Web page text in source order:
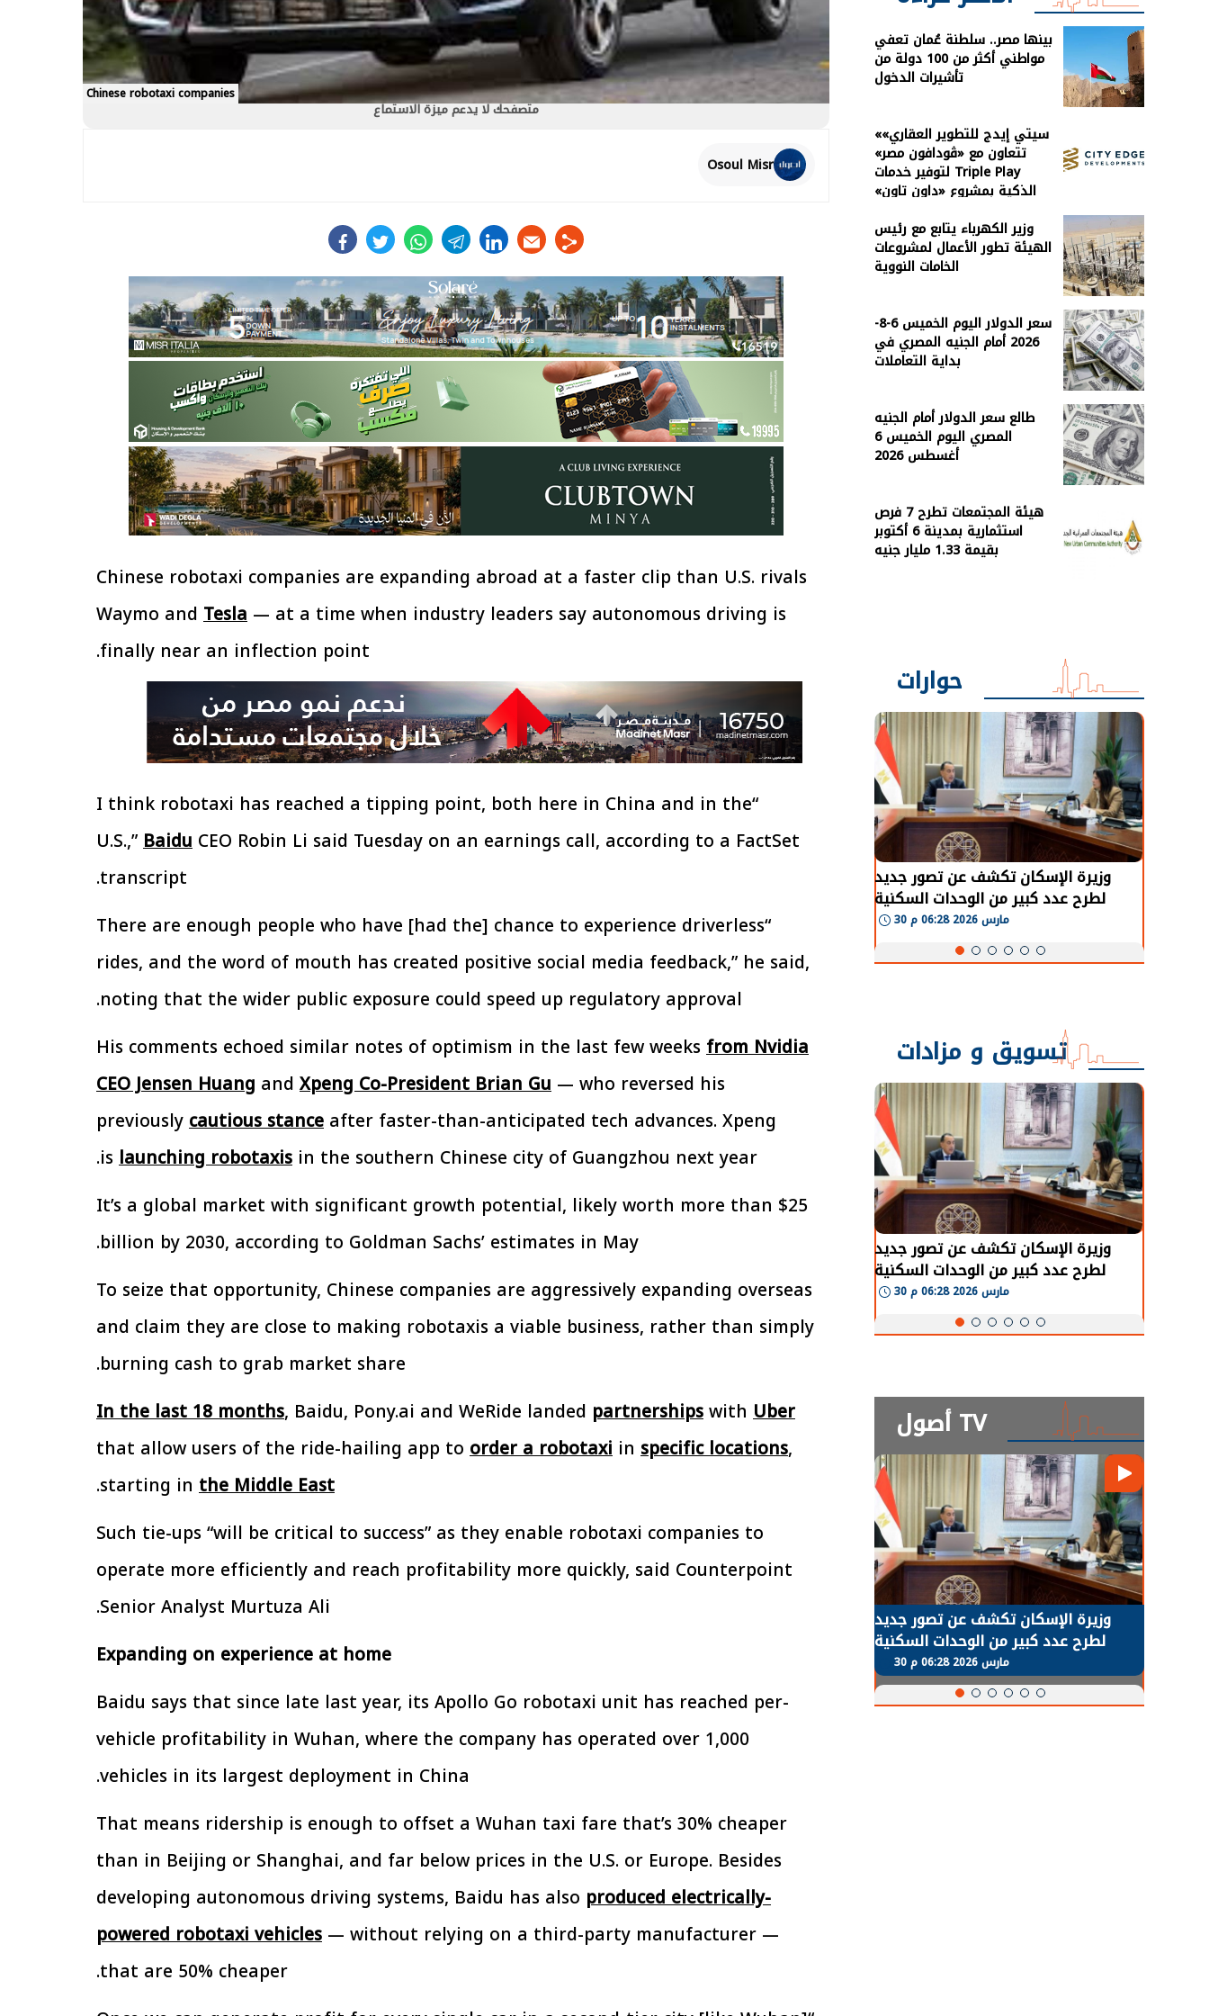
Chinese robotaxi companies
متصفحك لا يدعم ميزة الاستماع
Osoul Misr
facebooktwitterwhatstelegramlinkedin
Chinese robotaxi companies are expanding abroad at a faster clip than U.S. rivals
Waymo andTesla— at a time when industry leaders say autonomous driving is
finally near an inflection point.
“I think robotaxi has reached a tipping point, both here in China and in the
U.S.,”BaiduCEO Robin Li said Tuesday on an earnings call, according to a FactSet
transcript.
“There are enough people who have [had the] chance to experience driverless
rides, and the word of mouth has created positive social media feedback,” he said,
noting that the wider public exposure could speed up regulatory approval.
His comments echoed similar notes of optimism in the last few weeksfrom Nvidia
CEO Jensen Huang andXpeng Co-President Brian Gu— who reversed his
previouslycautious stanceafter faster-than-anticipated tech advances. Xpeng
islaunching robotaxis in the southern Chinese city of Guangzhou next year.
It’s a global market with significant growth potential, likely worth more than $25
billion by 2030, according to Goldman Sachs’ estimates in May.
To seize that opportunity, Chinese companies are aggressively expanding overseas
and claim they are close to making robotaxis a viable business, rather than simply
burning cash to grab market share.
In the last 18 months, Baidu, Pony.ai and WeRide landed partnershipswith Uber
that allow users of the ride-hailing app toorder a robotaxi in specific locations,
starting in the Middle East
.
Such tie-ups “will be critical to success” as they enable robotaxi companies to
operate more efficiently and reach profitability more quickly, said Counterpoint
Senior Analyst Murtuza Ali.
Expanding on experience at home
Baidu says that since late last year, its Apollo Go robotaxi unit has reached per-
vehicle profitability in Wuhan, where the company has operated over 1,000
vehicles in its largest deployment in China.
That means ridership is enough to offset a Wuhan taxi fare that’s 30% cheaper
than in Beijing or Shanghai, and far below prices in the U.S. or Europe. Besides
developing autonomous driving systems, Baidu has also produced electrically-
powered robotaxi vehicles— without relying on a third-party manufacturer —
that are 50% cheaper.
بينها مصر.. سلطنة عُمان تعفي
مواطني أكثر من 100 دولة من
تأشيرات الدخول
«سيتي إيدج للتطوير العقاري»
تتعاون مع «ڤودافون مصر»
لتوفير خدمات Triple Play
الذكية بمشروع «داون تاون»
وزير الكهرباء يتابع مع رئيس
الهيئة تطور الأعمال لمشروعات
الخامات النووية
سعر الدولار اليوم الخميس 6-8-
2026 أمام الجنيه المصري في
بداية التعاملات
طالع سعر الدولار أمام الجنيه
المصري اليوم الخميس 6
أغسطس 2026
هيئة المجتمعات تطرح 7 فرص
استثمارية بمدينة 6 أكتوبر
بقيمة 1.33 مليار جنيه
حوارات
الرئيس السيسي: تداعيات خطيرة على
استمرار الأزمة في الشرق الأوسط
30 مارس 2026 05:06 م سكنية بالإيجار للمواطنين
30 مارس 2026 04:40 م بوصفها مركزًا إقليميًّا للطاقة
30 مارس 2026 03:59 م
وزيرة الإسكان تكشف عن تصور جديد
لطرح عدد كبير من الوحدات السكنية
بنظام الإيجار 30 مارس 2026 06:28 م
تسويق و مزادات
الرئيس السيسي: تداعيات خطيرة على
استمرار الأزمة في الشرق الأوسط
30 مارس 2026 05:06 م
رئيس الوزراء يتابع الإجراءات الخاصة
سكنية بالإيجار للمواطنين
30 مارس 2026 04:40 م
افتتاح «إيجبس 2026» بحضور دولي
بوصفها مركزًا إقليميًّا للطاقة
30 مارس 2026 03:59 م
وزيرة الإسكان تكشف عن تصور جديد
لطرح عدد كبير من الوحدات السكنية
بنظام الإيجار 30 مارس 2026 06:28 م
أصول TV
الرئيس السيسي: تداعيات خطيرة على
الاقتصاد العالمي وأسعار الوقود حال
استمرار الأزمة في الشرق الأوسط
30 مارس 2026 05:06 م
رئيس الوزراء يتابع الإجراءات الخاصة
بتنفيذ التوجيهات الرئاسية بطرح وحدات
سكنية بالإيجار للمواطنين
وزيرة الإسكان تكشف عن تصور جديد
لطرح عدد كبير من الوحدات السكنية
بنظام الإيجار 30 مارس 2026 06:28 م